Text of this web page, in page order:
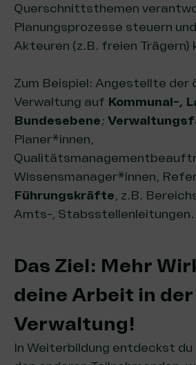
Querschnittsthemen
Planungsprozesse steuern
Akteuren (z.B. freien Trägern)
Zum Beispiel: Angestellte der
Verwaltung auf Kommunal-,
Bundesebene;
Planer*innen,
Wissensmanager*innen,
Führungskräfte, z.B.
Amts-, Stabsstellenleitungen.
Das Ziel: Mehr
deine Arbeit in der
Verwaltung!
In Weiterbildung entdeckst du